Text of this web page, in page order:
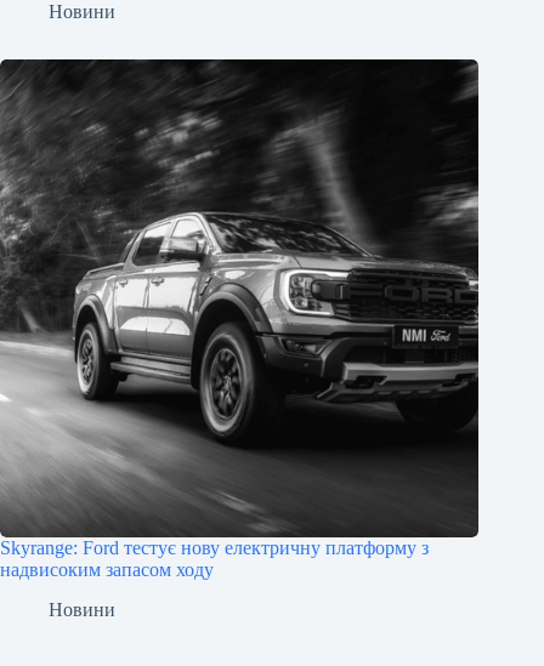
Новини
Skyrange: Ford тестує нову електричну платформу з
надвисоким запасом ходу
Новини